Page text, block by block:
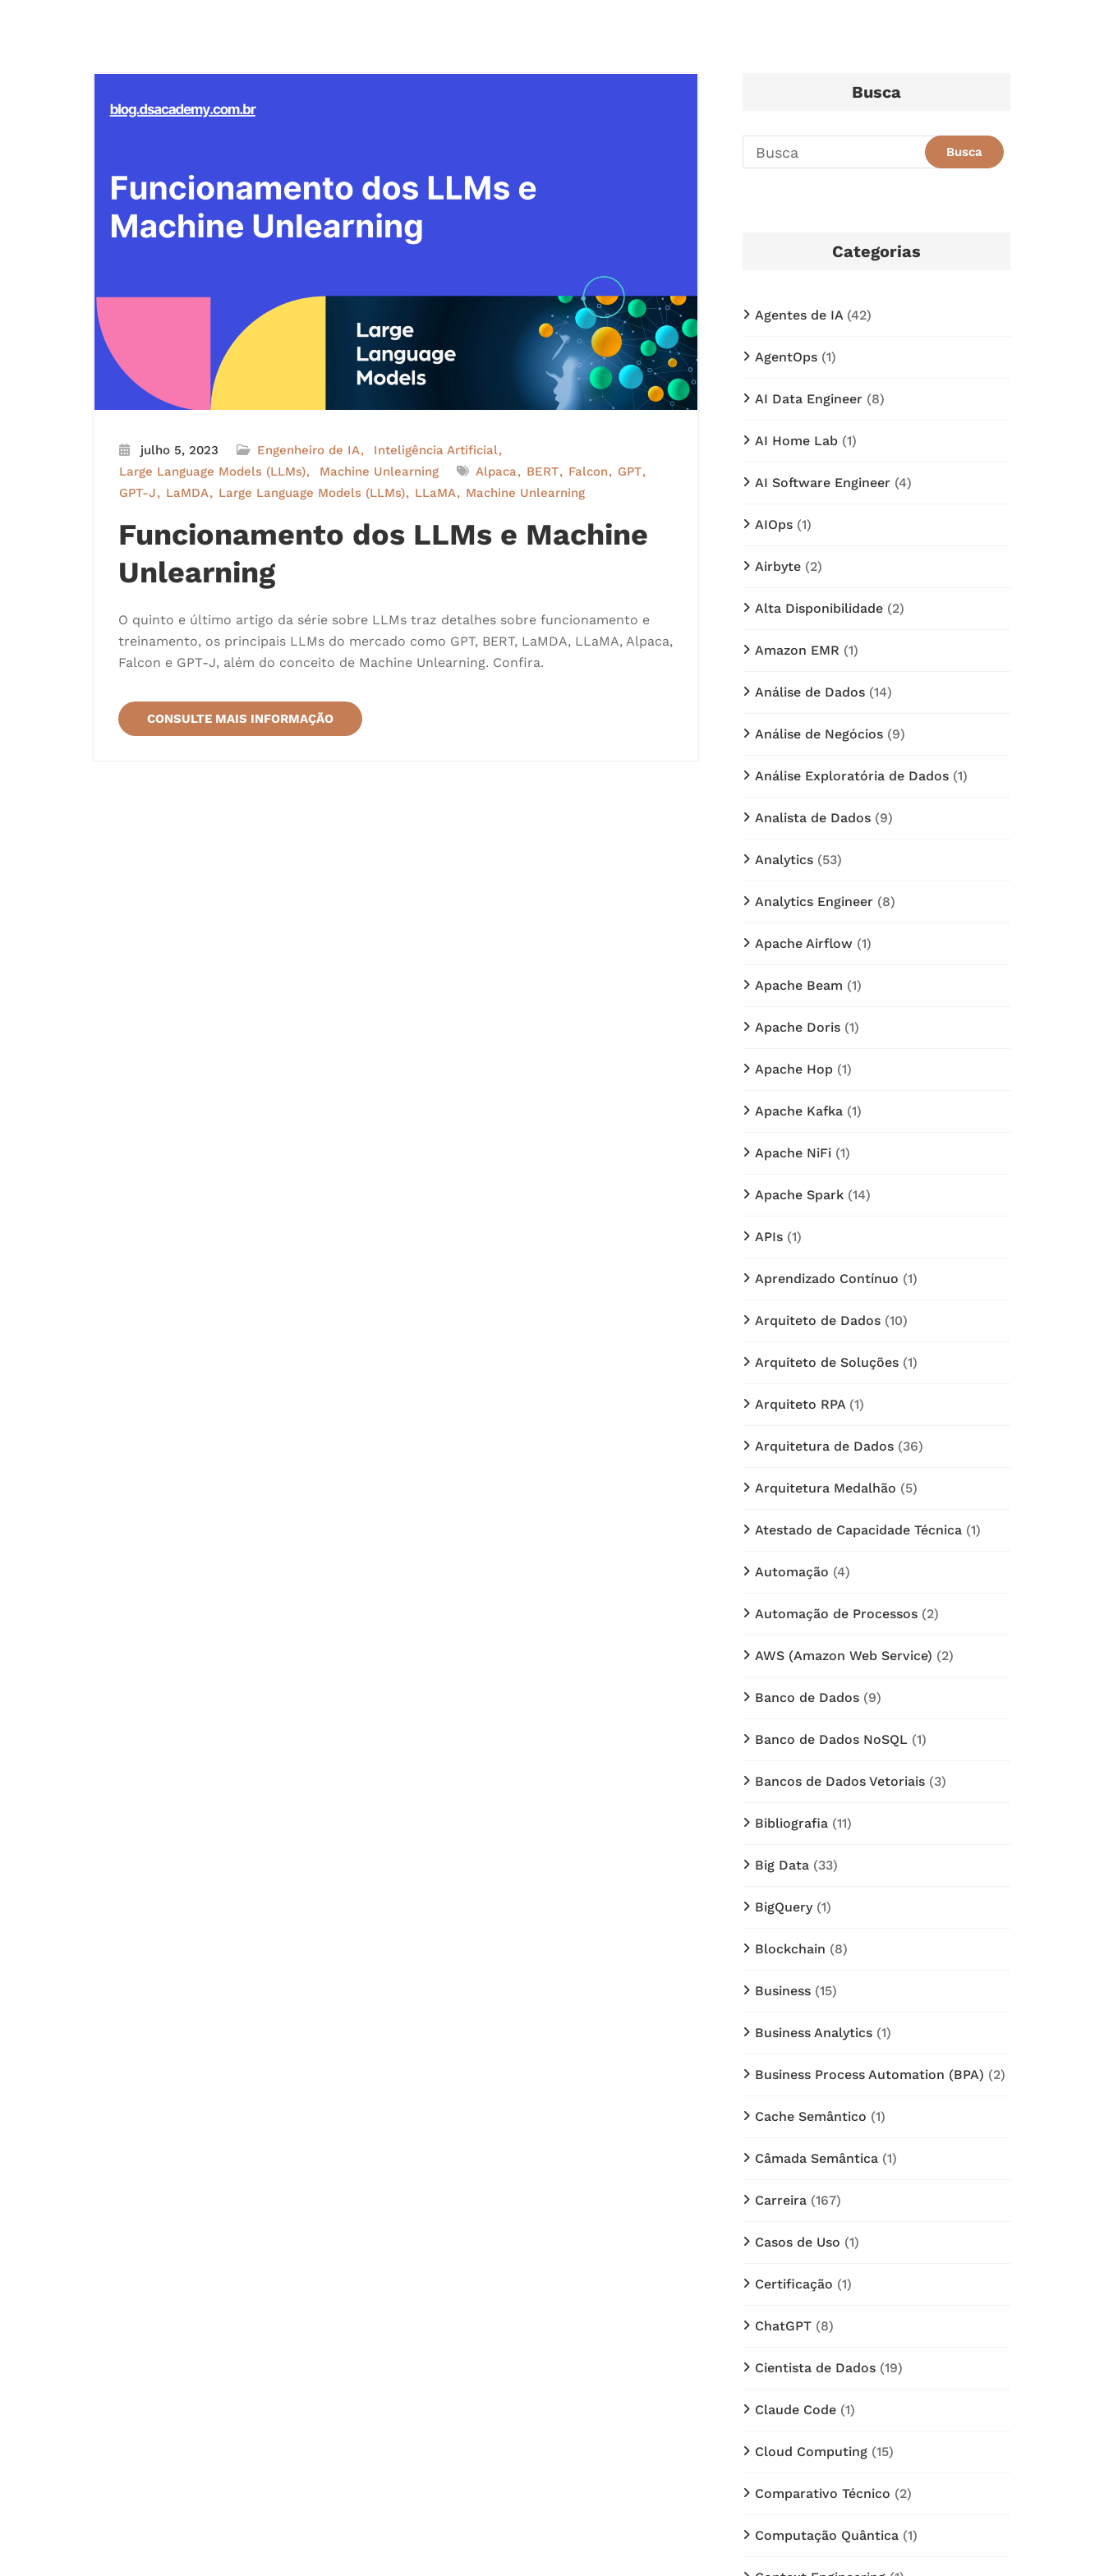
julho 5, 2023 Engenheiro de IA
Inteligência Artificial
Large Language Models (LLMs)
Machine Unlearning Alpaca BERT Falcon
GPT
GPT-J
LaMDA Large Language Models (LLMs) LLaMA Machine Unlearning
Funcionamento dos LLMs e Machine
Unlearning
O quinto e último artigo da série sobre LLMs traz detalhes sobre funcionamento e
treinamento, os principais LLMs do mercado como GPT, BERT, LaMDA, LLaMA, Alpaca,
Falcon e GPT-J, além do conceito de Machine Unlearning. Confira.
CONSULTE MAIS INFORMAÇÃO
Busca
Categorias
Agentes de IA(42)
AgentOps (1)
AI Data Engineer (8)
AI Home Lab (1)
AI Software Engineer (4)
AIOps (1)
Airbyte (2)
Alta Disponibilidade (2)
Amazon EMR (1)
Análise de Dados (14)
Análise de Negócios (9)
Análise Exploratória de Dados (1)
Analista de Dados (9)
Analytics (53)
Analytics Engineer (8)
Apache Airflow (1)
Apache Beam (1)
Apache Doris (1)
Apache Hop (1)
Apache Kafka (1)
Apache NiFi (1)
Apache Spark (14)
APIs (1)
Aprendizado Contínuo (1)
Arquiteto de Dados (10)
Arquiteto de Soluções (1)
Arquiteto RPA(1)
Arquitetura de Dados (36)
Arquitetura Medalhão (5)
Atestado de Capacidade Técnica (1)
Automação (4)
Automação de Processos (2)
AWS (Amazon Web Service) (2)
Banco de Dados (9)
Banco de Dados NoSQL (1)
Bancos de Dados Vetoriais (3)
Bibliografia (11)
Big Data (33)
BigQuery(1)
Blockchain (8)
Business (15)
Business Analytics (1)
Business Process Automation (BPA) (2)
Cache Semântico (1)
Câmada Semântica (1)
Carreira (167)
Casos de Uso (1)
Certificação (1)
ChatGPT (8)
Cientista de Dados (19)
Claude Code (1)
Cloud Computing (15)
Comparativo Técnico (2)
Computação Quântica (1)